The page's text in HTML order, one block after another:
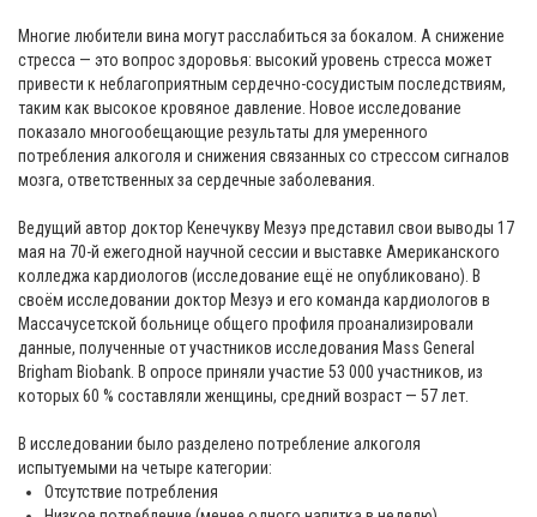
Многие любители вина могут расслабиться за бокалом. А снижение
стресса — это вопрос здоровья: высокий уровень стресса может
привести к неблагоприятным сердечно-сосудистым последствиям,
таким как высокое кровяное давление. Новое исследование
показало многообещающие результаты для умеренного
потребления алкоголя и снижения связанных со стрессом сигналов
мозга, ответственных за сердечные заболевания.
Ведущий автор доктор Кенечукву Мезуэ представил свои выводы 17
мая на 70-й ежегодной научной сессии и выставке Американского
колледжа кардиологов (исследование ещё не опубликовано). В
своём исследовании доктор Мезуэ и его команда кардиологов в
Массачусетской больнице общего профиля проанализировали
данные, полученные от участников исследования Mass General
Brigham Biobank. В опросе приняли участие 53 000 участников, из
которых 60 % составляли женщины, средний возраст — 57 лет.
В исследовании было разделено потребление алкоголя
испытуемыми на четыре категории:
Отсутствие потребления